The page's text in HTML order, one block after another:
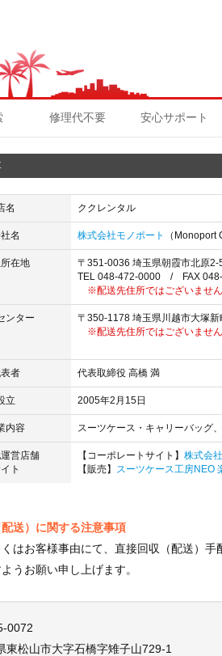
修理代不要 安心サポート
名 ククレンタル
名 株式会社モノポート （Monoport
在地
〒351-0036 埼玉県朝霞市北原2-
TEL 048-472-0000 / FAX
※配送先住所ではございません
ンター
〒350-1178 埼玉県川越市大塚新
※配送先住所ではございません
者 代表取締役 高橋 満
立 2005年2月15日
内容 スーツケース・キャリーバッグ
営店舗
ト
【コーポレートサイト】 株式会
【販売】 スーツケース工房NEO
送）に関する注意事項
はお客様事由にて、直接回収（配送）
うお願い申し上げます。
0072
東松山市大字石橋字雉子山729-1